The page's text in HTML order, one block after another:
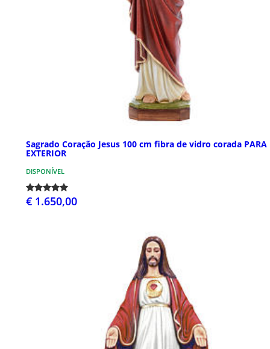
Sagrado Coração Jesus 100 cm fibra de vidro corada PARA
EXTERIOR
DISPONÍVEL
€ 1.650,00